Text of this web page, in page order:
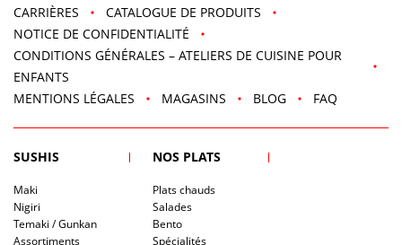
CARRIÈRES
CATALOGUE DE PRODUITS
NOTICE DE CONFIDENTIALITÉ
CONDITIONS GÉNÉRALES – ATELIERS DE CUISINE POUR
ENFANTS
MENTIONS LÉGALES
MAGASINS BLOG FAQ
SUSHIS
Maki
Nigiri
Temaki / Gunkan
Assortiments
NOS PLATS
Plats chauds
Salades
Bento
Spécialités